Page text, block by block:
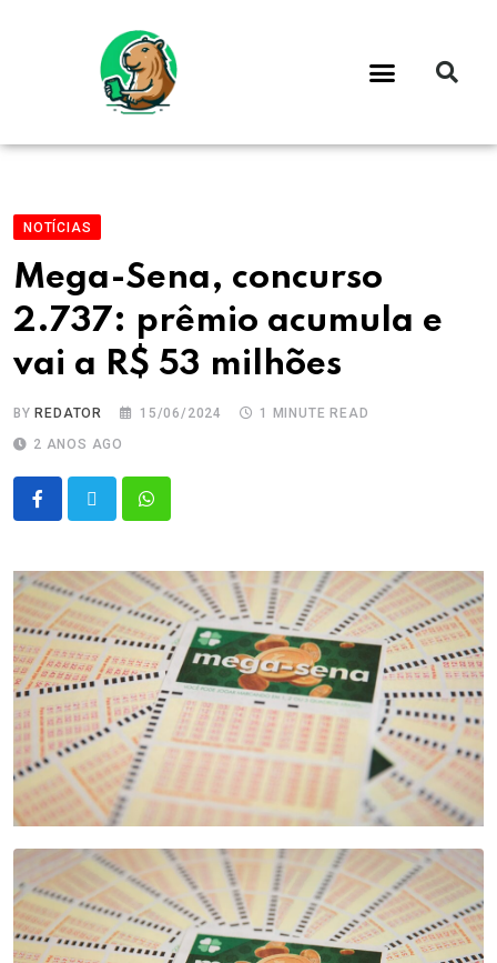
NOTÍCIAS
Mega-Sena, concurso
2.737: prêmio acumula e
vai a R$ 53 milhões
BY REDATOR 15/06/2024
1 MINUTE READ
2 ANOS AGO